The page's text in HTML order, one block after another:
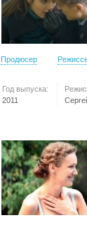
Продюсер
Год выпуска:
2011